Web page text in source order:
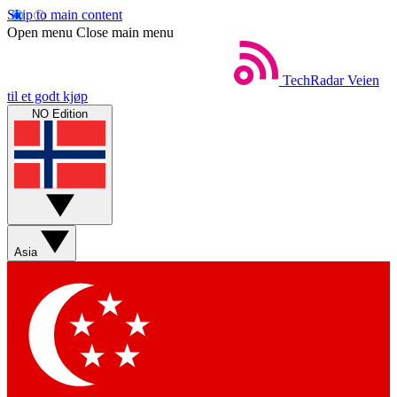
Skip to main content
Open menu Close main menu
TechRadar Veien
til et godt kjøp
NO Edition
Asia